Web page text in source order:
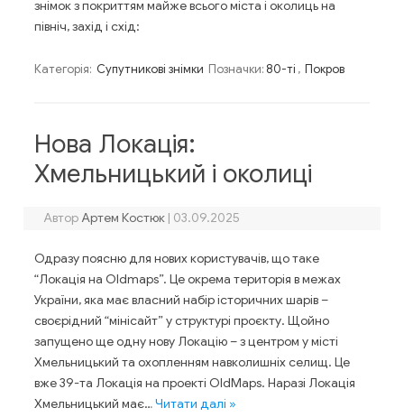
знімок з покриттям майже всього міста і околиць на
північ, захід і схід:
Категорія: Супутникові знімки Позначки: 80-ті , Покров
Нова Локація:
Хмельницький і околиці
Автор Артем Костюк | 03.09.2025
Одразу поясню для нових користувачів, що таке
“Локація на Oldmaps”. Це окрема територія в межах
України, яка має власний набір історичних шарів –
своєрідний “мінісайт” у структурі проєкту. Щойно
запущено ще одну нову Локацію – з центром у місті
Хмельницький та охопленням навколишніх селищ. Це
вже 39-та Локація на проекті OldMaps. Наразі Локація
Хмельницький має…Читати далі »